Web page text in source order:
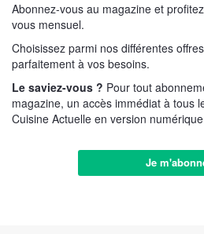
Abonnez-vous au magazine et
vous mensuel.
Choisissez parmi nos différentes
parfaitement à vos besoins.
Le saviez-vous ? Pour tout
magazine, un accès immédiat à tous
Cuisine Actuelle en version
Je